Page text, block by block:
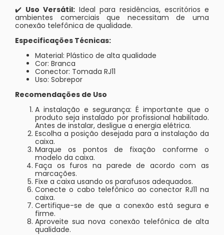
✔️ Uso Versátil: Ideal para residências, escritórios e
ambientes comerciais que necessitam de uma
conexão telefônica de qualidade.
Especificações Técnicas:
Material: Plástico de alta qualidade
Cor: Branca
Conector: Tomada RJ11
Uso: Sobrepor
Recomendações de Uso
A instalação e segurança: É importante que o
produto seja instalado por profissional habilitado.
Antes de instalar, desligue a energia elétrica.
Escolha a posição desejada para a instalação da
caixa.
Marque os pontos de fixação conforme o
modelo da caixa.
Faça os furos na parede de acordo com as
marcações.
Fixe a caixa usando os parafusos adequados.
Conecte o cabo telefônico ao conector RJ11 na
caixa.
Certifique-se de que a conexão está segura e
firme.
Aproveite sua nova conexão telefônica de alta
qualidade.